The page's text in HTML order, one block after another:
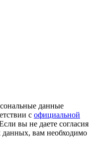
данные
с официальной
вы не даете согласия
данных, вам необходимо